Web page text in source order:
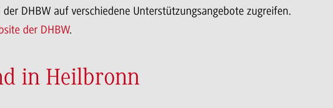
DHBW auf verschiedene Unterstützungsangebote zugreifen.
der DHBW.
in Heilbronn